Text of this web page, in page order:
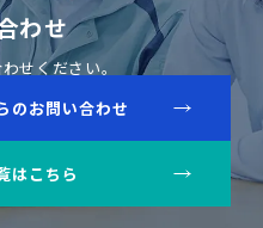
わせ
せください。
のお問い合わせ
はこちら